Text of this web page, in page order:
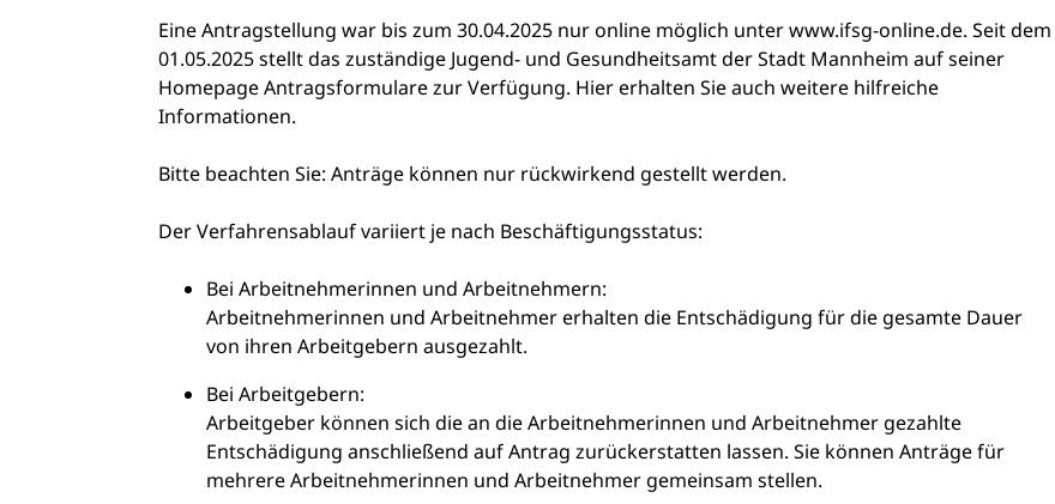
Eine Antragstellung war bis zum 30.04.2025 nur online möglich unterwww.ifsg-online.de. Seit dem
01.05.2025 stellt das zuständige Jugend- und Gesundheitsamt der Stadt Mannheim auf seiner
HomepageAntragsformulare zur Verfügung. Hier erhalten Sie auch weitere hilfreiche
Informationen.
Bitte beachten Sie: Anträge können nur rückwirkend gestellt werden.
Der Verfahrensablauf variiert je nach Beschäftigungsstatus:
Bei Arbeitnehmerinnen und Arbeitnehmern:
Arbeitnehmerinnen und Arbeitnehmer erhalten die Entschädigung für die gesamte Dauer
von ihren Arbeitgebern ausgezahlt.
Bei Arbeitgebern:
Arbeitgeber können sich die an die Arbeitnehmerinnen und Arbeitnehmer gezahlte
Entschädigung anschließend auf Antrag zurückerstatten lassen. Sie können Anträge für
mehrere Arbeitnehmerinnen und Arbeitnehmer gemeinsam stellen.